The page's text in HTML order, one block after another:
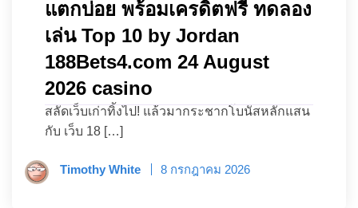
แตกบ่อย พร้อมเครดิตฟรี ทดลอง
เล่น Top 10 by Jordan
188Bets4.com 24 August
2026 casino
สลัดเว็บเก่าทิ้งไป! แล้วมากระชากโบนัสหลักแสน
กับ เว็บ 18 […]
Timothy White 8 กรกฎาคม 2026